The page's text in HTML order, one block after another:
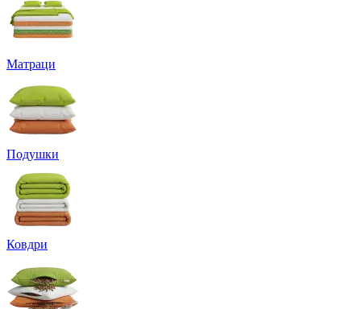
Матраци
Подушки
Ковдри